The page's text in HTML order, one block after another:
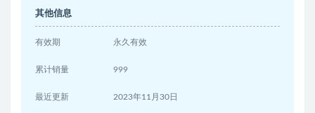
其他信息
有效期 永久有效
累计销量 999
最近更新 2023年11月30日